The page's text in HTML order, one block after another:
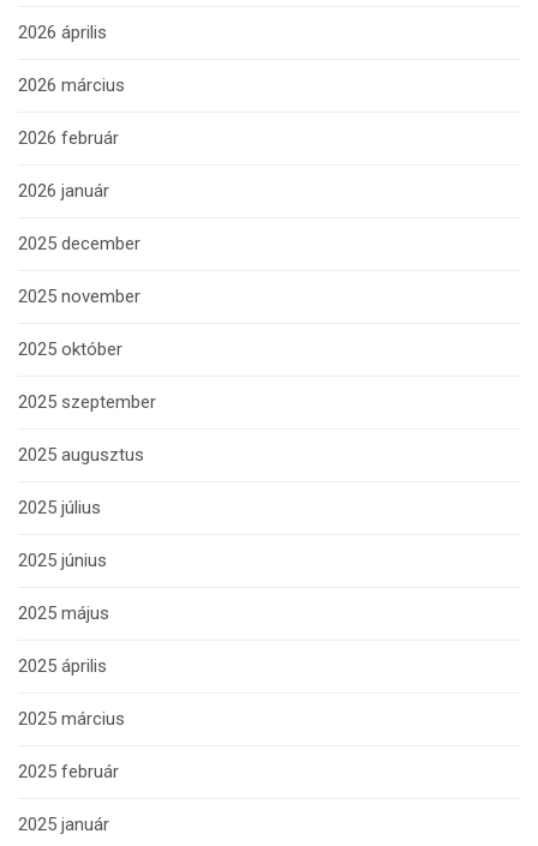
2026 április
2026 március
2026 február
2026 január
2025 december
2025 november
2025 október
2025 szeptember
2025 augusztus
2025 július
2025 június
2025 május
2025 április
2025 március
2025 február
2025 január